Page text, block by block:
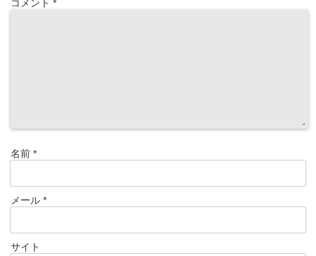
コメント *
名前 *
メール *
サイト